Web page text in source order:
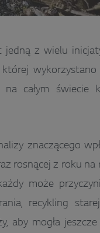
jedną z wielu
wykorzystano
całym świecie
znaczącego
rosnącej z roku na
może
recykling
aby mogła jeszcze